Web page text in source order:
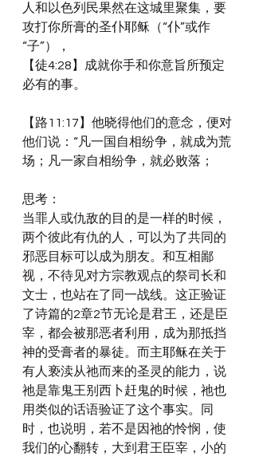
人和以色列民果然在这城里聚集，要
攻打你所膏的圣仆耶稣（“仆”或作
“子”），
【徒4:28】成就你手和你意旨所预定
必有的事。
【路11:17】他晓得他们的意念，便对
他们说：“凡一国自相纷争，就成为荒
场；凡一家自相纷争，就必败落；
思考：
当罪人或仇敌的目的是一样的时候，
两个彼此有仇的人，可以为了共同的
邪恶目标可以成为朋友。和互相鄙
视，不待见对方宗教观点的祭司长和
文士，也站在了同一战线。这正验证
了诗篇的2章2节无论是君王，还是臣
宰，都会被那恶者利用，成为那抵挡
神的受膏者的暴徒。而主耶稣在关于
有人亵渎从祂而来的圣灵的能力，说
祂是靠鬼王别西卜赶鬼的时候，祂也
用类似的话语验证了这个事实。同
时，也说明，若不是因祂的怜悯，使
我们的心翻转，大到君王臣宰，小的